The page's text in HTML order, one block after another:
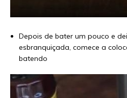
Depois de bater um pouco e
esbranquiçada, comece a
batendo